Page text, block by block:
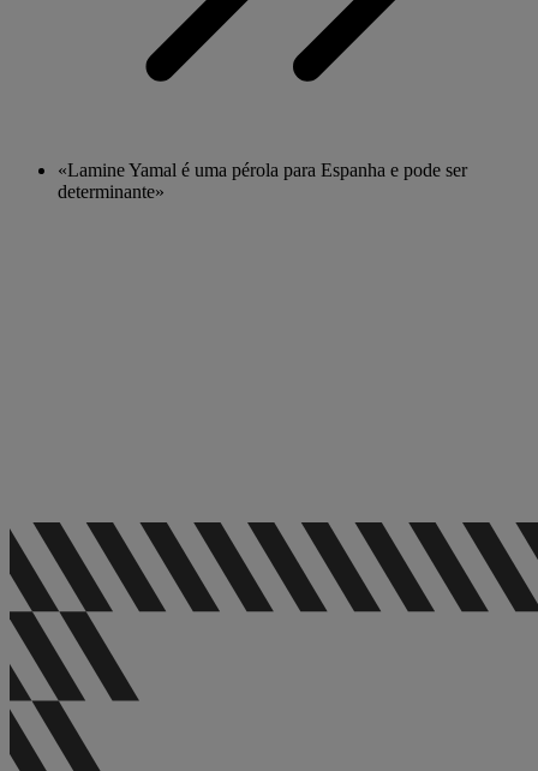
«Lamine Yamal é uma pérola para Espanha e pode ser
determinante»